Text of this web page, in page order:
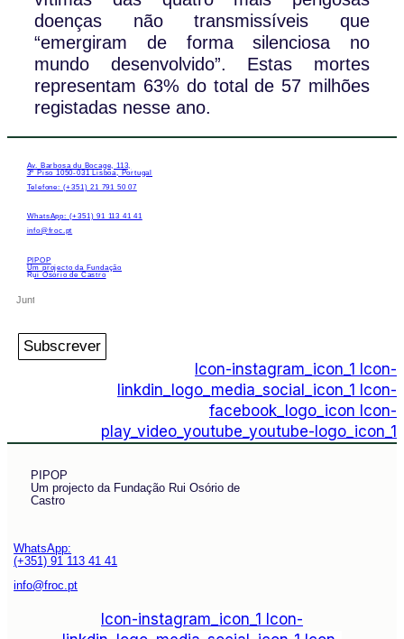
doenças não transmissíveis que
“emergiram de forma silenciosa no
mundo desenvolvido”. Estas mortes
representam 63% do total de 57 milhões
registadas nesse ano.
Av. Barbosa du Bocage, 113,
3º Piso 1050-031 Lisboa, Portugal
Telefone: (+351) 21 791 50 07
WhatsApp: (+351) 91 113 41 41
info@froc.pt
PIPOP
Um projecto da Fundação
Rui Osório de Castro
Subscrever
Icon-instagram_icon_1
Icon-
linkdin_logo_media_social_icon_1
Icon-
facebook_logo_icon Icon-
play_video_youtube_youtube-logo_icon_1
PIPOP
Um projecto da Fundação Rui Osório de
Castro
WhatsApp:
(+351) 91 113 41 41
info@froc.pt
Icon-instagram_icon_1
Icon-